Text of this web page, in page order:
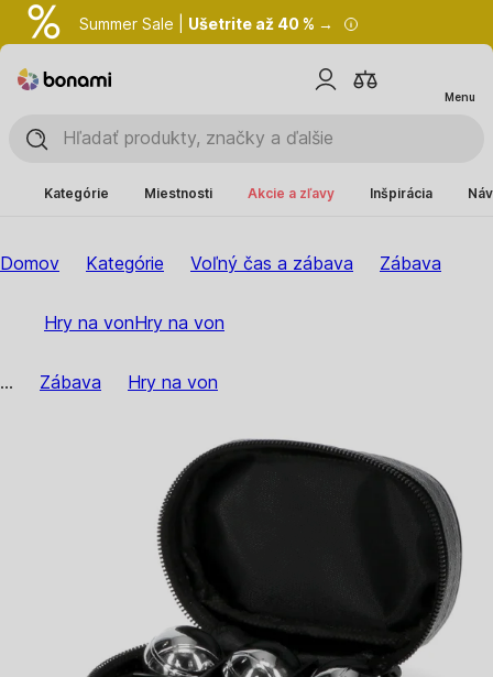
Summer Sale | Ušetrite až 40 % →
Menu
Kategórie Miestnosti Akcie a zľavy Inšpirácia
Domov Kategórie Voľný čas a zábava Zábava
Hry na vonHry na von
... Zábava Hry na von